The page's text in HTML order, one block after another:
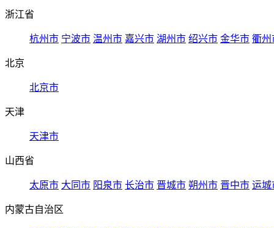
浙江省
杭州市 宁波市 温州市 嘉兴市 湖州市 绍兴市 金华市 衢州
北京
北京市
天津
天津市
山西省
太原市 大同市 阳泉市 长治市 晋城市 朔州市 晋中市 运城
内蒙古自治区